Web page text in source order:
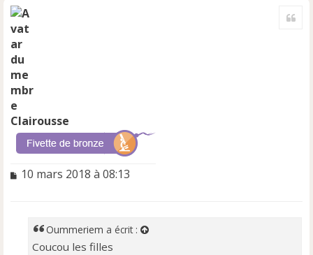
Clairousse
M
10 mars 2018 à 08:13
Oummeriem a écrit :
Coucou les filles